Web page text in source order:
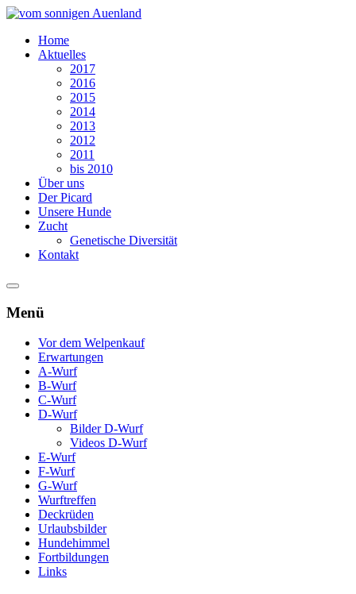
Home
Aktuelles
2017
2016
2015
2014
2013
2012
2011
bis 2010
Über uns
Der Picard
Unsere Hunde
Zucht
Genetische Diversität
Kontakt
Menü
Vor dem Welpenkauf
Erwartungen
A-Wurf
B-Wurf
C-Wurf
D-Wurf
Bilder D-Wurf
Videos D-Wurf
E-Wurf
F-Wurf
G-Wurf
Wurftreffen
Deckrüden
Urlaubsbilder
Hundehimmel
Fortbildungen
Links